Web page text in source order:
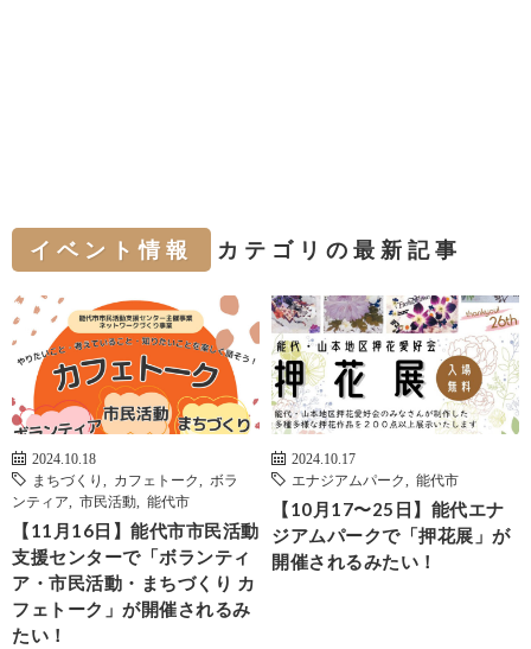
イベント情報 カテゴリの最新記事
2024.10.18
まちづくり
カフェトーク
ボラ
ンティア
市民活動 能代市
【11月16日】能代市市民活動
支援センターで「ボランティ
ア・市民活動・まちづくり カ
フェトーク」が開催されるみ
たい！
2024.10.17
エナジアムパーク
能代市
【10月17〜25日】能代エナ
ジアムパークで「押花展」が
開催されるみたい！